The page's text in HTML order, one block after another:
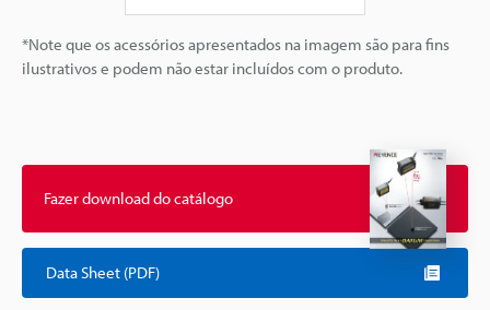
*Note que os acessórios apresentados na imagem são para fins
ilustrativos e podem não estar incluídos com o produto.
Fazer download do catálogo
Data Sheet (PDF)